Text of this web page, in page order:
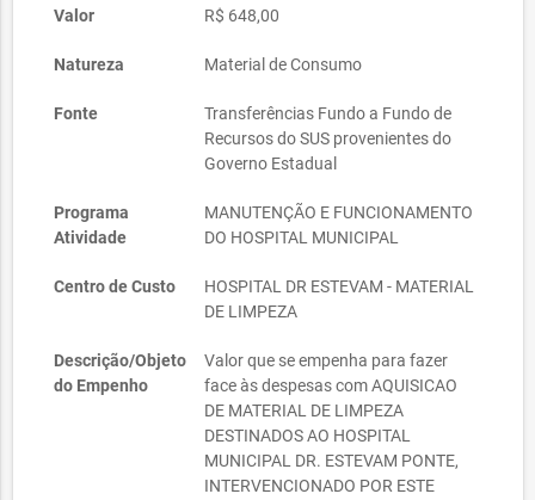
Valor R$ 648,00
Natureza Material de Consumo
Fonte
Transferências Fundo a Fundo de
Recursos do SUS provenientes do
Governo Estadual
Programa
Atividade
MANUTENÇÃO E FUNCIONAMENTO
DO HOSPITAL MUNICIPAL
Centro de Custo
HOSPITAL DR ESTEVAM - MATERIAL
DE LIMPEZA
Descrição/Objeto
do Empenho
Valor que se empenha para fazer
face às despesas com AQUISICAO
DE MATERIAL DE LIMPEZA
DESTINADOS AO HOSPITAL
MUNICIPAL DR. ESTEVAM PONTE,
INTERVENCIONADO POR ESTE